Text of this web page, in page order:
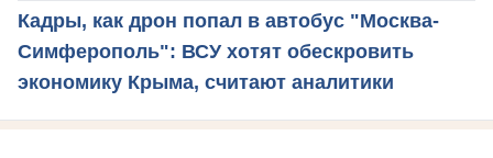
Кадры, как дрон попал в автобус "Москва-
Симферополь": ВСУ хотят обескровить
экономику Крыма, считают аналитики